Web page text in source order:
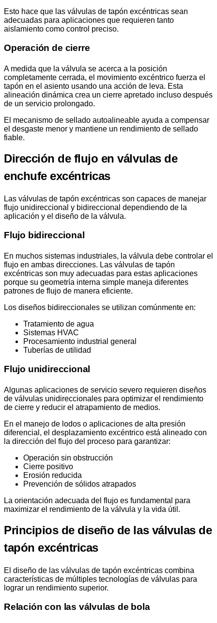
Esto hace que las válvulas de tapón excéntricas sean
adecuadas para aplicaciones que requieren tanto
aislamiento como control preciso.
Operación de cierre
A medida que la válvula se acerca a la posición
completamente cerrada, el movimiento excéntrico fuerza el
tapón en el asiento usando una acción de leva. Esta
alineación dinámica crea un cierre apretado incluso después
de un servicio prolongado.
El mecanismo de sellado autoalineable ayuda a compensar
el desgaste menor y mantiene un rendimiento de sellado
fiable.
Dirección de flujo en válvulas de
enchufe excéntricas
Las válvulas de tapón excéntricas son capaces de manejar
flujo unidireccional y bidireccional dependiendo de la
aplicación y el diseño de la válvula.
Flujo bidireccional
En muchos sistemas industriales, la válvula debe controlar el
flujo en ambas direcciones. Las válvulas de tapón
excéntricas son muy adecuadas para estas aplicaciones
porque su geometría interna simple maneja diferentes
patrones de flujo de manera eficiente.
Los diseños bidireccionales se utilizan comúnmente en:
Tratamiento de agua
Sistemas HVAC
Procesamiento industrial general
Tuberías de utilidad
Flujo unidireccional
Algunas aplicaciones de servicio severo requieren diseños
de válvulas unidireccionales para optimizar el rendimiento
de cierre y reducir el atrapamiento de medios.
En el manejo de lodos o aplicaciones de alta presión
diferencial, el desplazamiento excéntrico está alineado con
la dirección del flujo del proceso para garantizar:
Operación sin obstrucción
Cierre positivo
Erosión reducida
Prevención de sólidos atrapados
La orientación adecuada del flujo es fundamental para
maximizar el rendimiento de la válvula y la vida útil.
Principios de diseño de las válvulas de
tapón excéntricas
El diseño de las válvulas de tapón excéntricas combina
características de múltiples tecnologías de válvulas para
lograr un rendimiento superior.
Relación con las válvulas de bola